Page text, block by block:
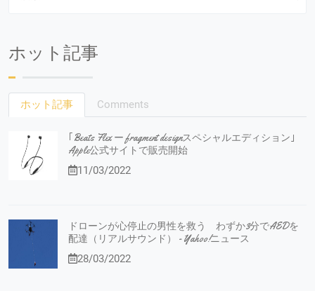
ホット記事
ホット記事 Comments
｢Beats Flex ー fragment designスペシャルエディション｣
Apple公式サイトで販売開始
11/03/2022
ドローンが心停止の男性を救う わずか3分でAEDを
配達（リアルサウンド） - Yahoo!ニュース
28/03/2022